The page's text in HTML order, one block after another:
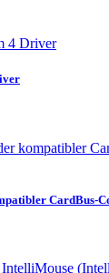
CardBus-